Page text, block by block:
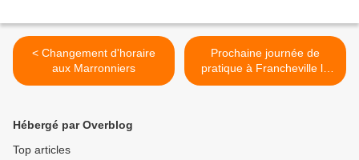
< Changement d'horaire
aux Marronniers
Prochaine journée de
pratique à Francheville le
10/09 >
Hébergé par Overblog
Top articles